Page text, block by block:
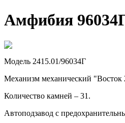
Амфибия
Модель 2415.01/96034Г
Механизм механический "Восток
Количество камней – 31.
Автоподзавод с